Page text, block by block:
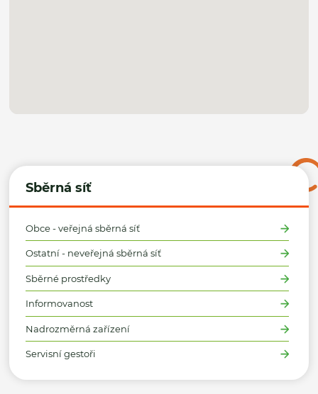
Sběrná síť
Obce - veřejná sběrná síť
Ostatní - neveřejná sběrná síť
Sběrné prostředky
Informovanost
Nadrozměrná zařízení
Servisní gestoři